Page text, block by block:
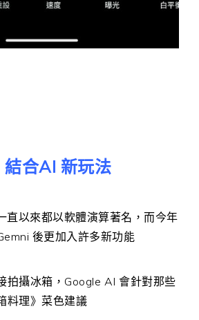
合AI 新玩法
直以來都以軟體演算著名，而今年
後更加入許多新功能
拍攝冰箱，Google AI 會針對那些
料理》菜色建議